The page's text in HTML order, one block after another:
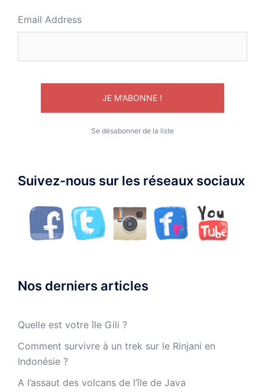
Email Address
Se désabonner de la liste
Suivez-nous sur les réseaux sociaux
Nos derniers articles
Quelle est votre île Gili ?
Comment survivre à un trek sur le Rinjani en
Indonésie ?
A l’assaut des volcans de l’île de Java